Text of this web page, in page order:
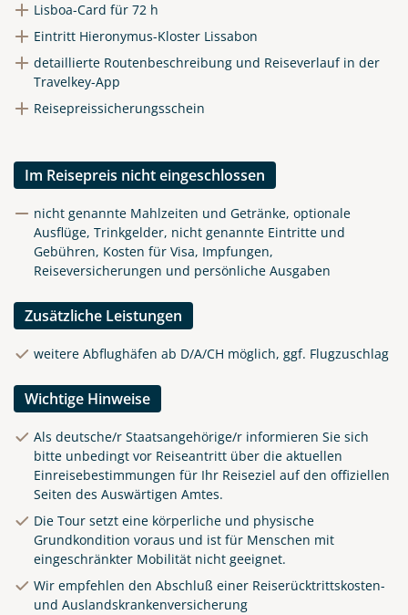
Link kopieren
Lisboa-Card für 72 h
Eintritt Hieronymus-Kloster Lissabon
detaillierte Routenbeschreibung und Reiseverlauf in der
Travelkey-App
Reisepreissicherungsschein
Im Reisepreis nicht eingeschlossen
nicht genannte Mahlzeiten und Getränke, optionale
Ausflüge, Trinkgelder, nicht genannte Eintritte und
Gebühren, Kosten für Visa, Impfungen,
Reiseversicherungen und persönliche Ausgaben
Zusätzliche Leistungen
weitere Abflughäfen ab D/A/CH möglich, ggf. Flugzuschlag
Wichtige Hinweise
Als deutsche/r Staatsangehörige/r informieren Sie sich
bitte unbedingt vor Reiseantritt über die aktuellen
Einreisebestimmungen für Ihr Reiseziel auf den offiziellen
Seiten des Auswärtigen Amtes.
Die Tour setzt eine körperliche und physische
Grundkondition voraus und ist für Menschen mit
eingeschränkter Mobilität nicht geeignet.
Wir empfehlen den Abschluß einer Reiserücktrittskosten-
und Auslandskrankenversicherung